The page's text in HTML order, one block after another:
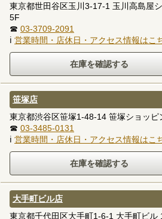
東京都世田谷区玉川3-17-1 玉川高島屋
5F
☎ 03-3709-2091
ℹ 営業時間・店休日・アクセス情報はこ
笹塚店
東京都渋谷区笹塚1-48-14 笹塚ショッピ
☎ 03-3485-0131
ℹ 営業時間・店休日・アクセス情報はこ
大手町ビル店
東京都千代田区大手町1-6-1 大手町ビル